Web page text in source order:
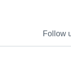
نوبل صلح
Follow